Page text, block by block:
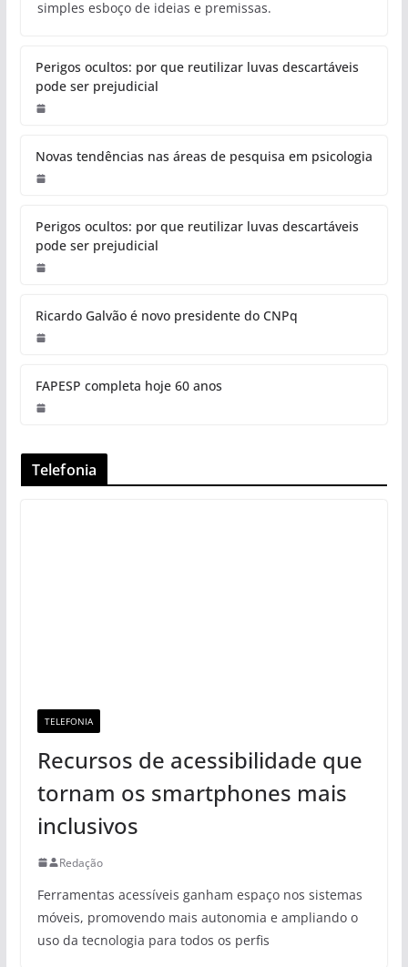
simples esboço de ideias e premissas.
Perigos ocultos: por que reutilizar luvas descartáveis
pode ser prejudicial
Novas tendências nas áreas de pesquisa em psicologia
Perigos ocultos: por que reutilizar luvas descartáveis
pode ser prejudicial
Ricardo Galvão é novo presidente do CNPq
FAPESP completa hoje 60 anos
Telefonia
TELEFONIA
Recursos de acessibilidade que
tornam os smartphones mais
inclusivos
Redação
Ferramentas acessíveis ganham espaço nos sistemas
móveis, promovendo mais autonomia e ampliando o
uso da tecnologia para todos os perfis